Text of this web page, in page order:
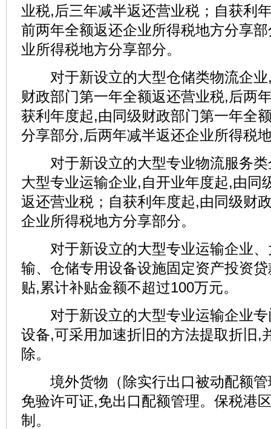
业税,后三年减半返还营业税；自获利
前两年全额返还企业所得税地方分享
业所得税地方分享部分。
对于新设立的大型仓储类物流企业,
财政部门第一年全额返还营业税,后两
获利年度起,由同级财政部门第一年全
分享部分,后两年减半返还企业所得税
对于新设立的大型专业物流服务类
大型专业运输企业,自开业年度起,由同
返还营业税；自获利年度起,由同级财
企业所得税地方分享部分。
对于新设立的大型专业运输企业、
输、仓储专用设备设施固定资产投资
贴,累计补贴金额不超过100万元。
对于新设立的大型专业运输企业专
设备,可采用加速折旧的方法提取折旧,
除。
境外货物（除实行出口被动配额管
免验许可证,免出口配额管理。保税港
制。